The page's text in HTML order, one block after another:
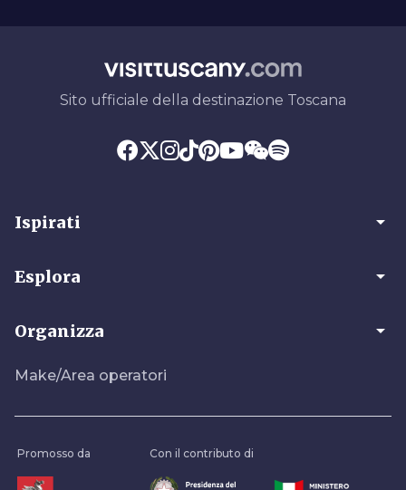
Sito ufficiale della destinazione Toscana
Ispirati arrow_drop_down
Esplora arrow_drop_down
Organizza arrow_drop_down
Make/Area operatori
Promosso da Con il contributo di